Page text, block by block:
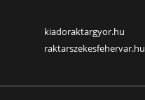
kiadoraktargyor.hu
raktarszekesfehervar.hu